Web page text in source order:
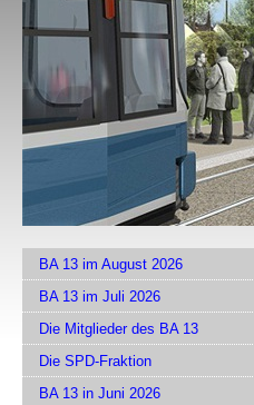
BA 13 im August 2026
BA 13 im Juli 2026
Die Mitglieder des BA 13
Die SPD-Fraktion
BA 13 in Juni 2026